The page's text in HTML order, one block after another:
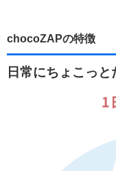
chocoZAPの特徴
日常にちょこっ